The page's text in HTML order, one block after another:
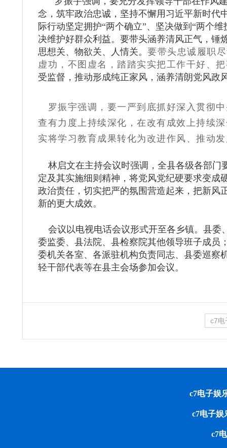
念，筑牢政治忠诚，坚持不懈用习近平新时代
际行动坚定拥护“两个确立”、坚决做到“两个
决维护好群众利益。要带头涵养清风正气，锤
思想关、物欲关、人情关。 要带头忠诚履职
虚功，不图虚名，踏踏实实把工作干好、
受监督，推动形成纯正家风，涵养清朗党风政
罗振宇强调，要一严到底抓好深入贯彻
查有力度上持续深化，在改有成效上持续
实将学习教育成果转化为改进作风、推动
林启文在主持会议时强调，全县各级各部门
定及其实施细则精神，将党风党纪硬要求变成
政治责任，切实把严的氛围营造起来，把新风
新的更大成效。
会议以电视电话会议形式开至各乡镇。县委
委监委、县法院、县检察院其他领导班子成员
委机关各室、各派驻机构负责同志、县委巡察
轻干部代表等在县主会场参加会议。
c7电
c7电子娱
c7电子娱
c7